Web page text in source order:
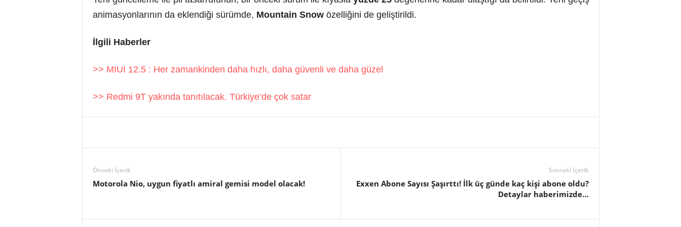
animasyonlarının da eklendiği sürümde, Mountain Snowözelliğini de geliştirildi.
İlgili Haberler
>> MIUI 12.5 : Her zamankinden daha hızlı, daha güvenli ve daha güzel
>> Redmi 9T yakında tanıtılacak. Türkiye’de çok satar
Önceki İçerik
Motorola Nio, uygun fiyatlı amiral gemisi model olacak!
Sonraki İçerik
Exxen Abone Sayısı Şaşırttı! İlk üç günde kaç kişi abone oldu?
Detaylar haberimizde…